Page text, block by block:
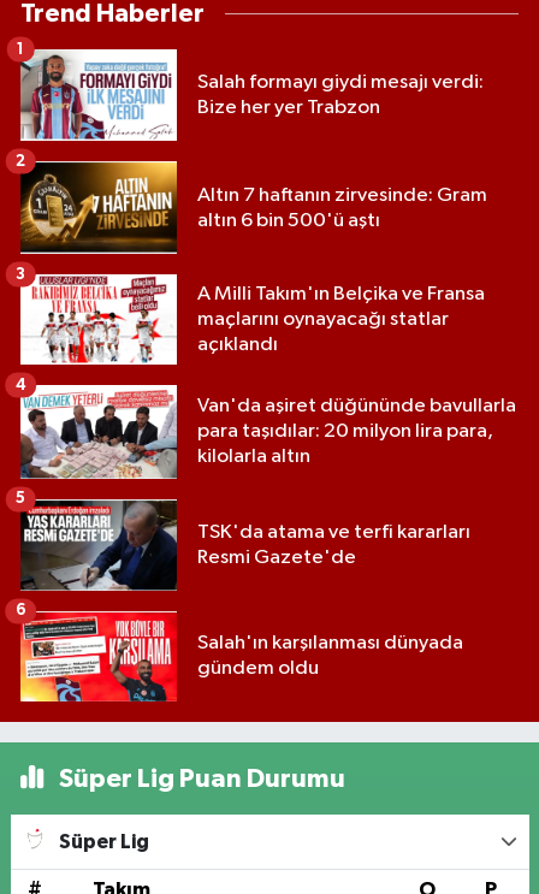
Trend Haberler
Salah formayı giydi mesajı verdi:
Bize her yer Trabzon
1
Altın 7 haftanın zirvesinde: Gram
altın 6 bin 500'ü aştı
2
A Milli Takım'ın Belçika ve Fransa
maçlarını oynayacağı statlar
açıklandı
3
Van'da aşiret düğününde bavullarla
para taşıdılar: 20 milyon lira para,
kilolarla altın
4
TSK'da atama ve terfi kararları
Resmi Gazete'de
5
Salah'ın karşılanması dünyada
gündem oldu
6
Süper Lig Puan Durumu
Süper Lig
# Takım O P